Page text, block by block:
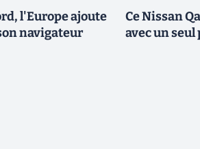
l'Europe ajoute
navigateur
Ce Nissan
avec un